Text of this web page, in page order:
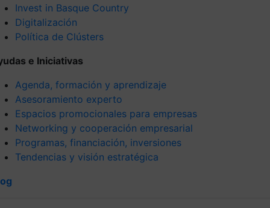
Invest in Basque Country
Digitalización
Política de Clústers
e Iniciativas
Agenda, formación y aprendizaje
Asesoramiento experto
Espacios promocionales para empresas
Networking y cooperación empresarial
Programas, financiación, inversiones
Tendencias y visión estratégica